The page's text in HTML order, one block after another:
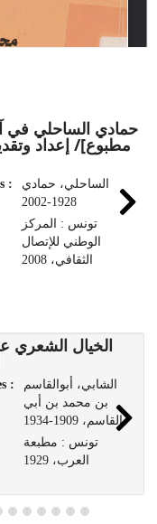
حمادي الساحلي في
مطبوع]/ إعداد
:
الساحلي، حمادي
1928-2002
تونس : المركز
الوطني للإتصال
الثقافي، 2008
الخيال الشعري
:
الشابي، أبوالقاسم
بن محمد بن أبي
القاسم، 1909-1934
تونس : مطبعة
العرب، 1929